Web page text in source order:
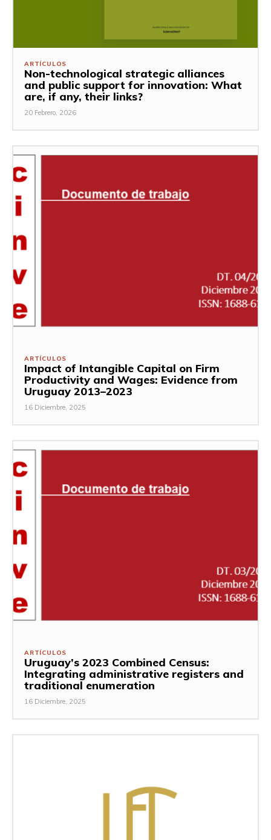
ARTÍCULOS
Non-technological strategic alliances
and public support for innovation: What
are, if any, their links?
20 Febrero, 2026
ARTÍCULOS
Impact of Intangible Capital on Firm
Productivity and Wages: Evidence from
Uruguay 2013–2023
16 Diciembre, 2025
ARTÍCULOS
Uruguay’s 2023 Combined Census:
Integrating administrative registers and
traditional enumeration
16 Diciembre, 2025